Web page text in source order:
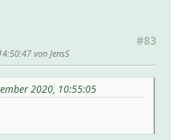
#83
von JensS
2020, 10:55:05